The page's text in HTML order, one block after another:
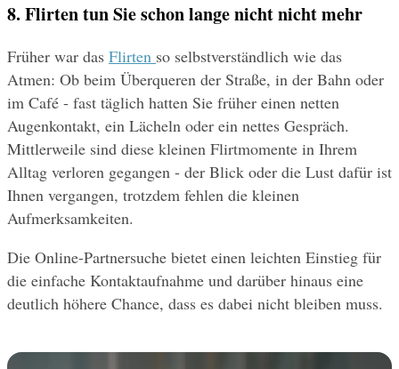
8. Flirten tun Sie schon lange nicht nicht mehr
Früher war das Flirten so selbstverständlich wie das
Atmen: Ob beim Überqueren der Straße, in der Bahn oder
im Café - fast täglich hatten Sie früher einen netten
Augenkontakt, ein Lächeln oder ein nettes Gespräch.
Mittlerweile sind diese kleinen Flirtmomente in Ihrem
Alltag verloren gegangen - der Blick oder die Lust dafür ist
Ihnen vergangen, trotzdem fehlen die kleinen
Aufmerksamkeiten.
Die Online-Partnersuche bietet einen leichten Einstieg für
die einfache Kontaktaufnahme und darüber hinaus eine
deutlich höhere Chance, dass es dabei nicht bleiben muss.